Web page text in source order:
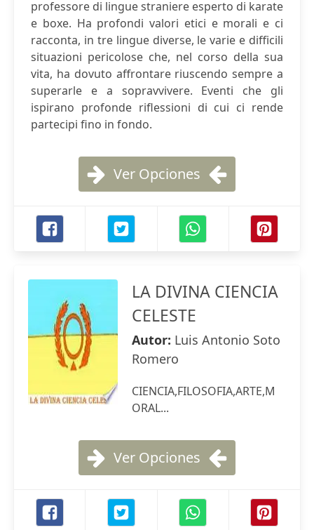
professore di lingue straniere esperto di karate
e boxe. Ha profondi valori etici e morali e ci
racconta, in tre lingue diverse, le varie e difficili
situazioni pericolose che, nel corso della sua
vita, ha dovuto affrontare riuscendo sempre a
superarle e a sopravvivere. Eventi che gli
ispirano profonde riflessioni di cui ci rende
partecipi fino in fondo.
Ver Opciones
LA DIVINA CIENCIA
CELESTE
Autor: Luis Antonio Soto
Romero
CIENCIA,FILOSOFIA,ARTE,M
ORAL...
Ver Opciones